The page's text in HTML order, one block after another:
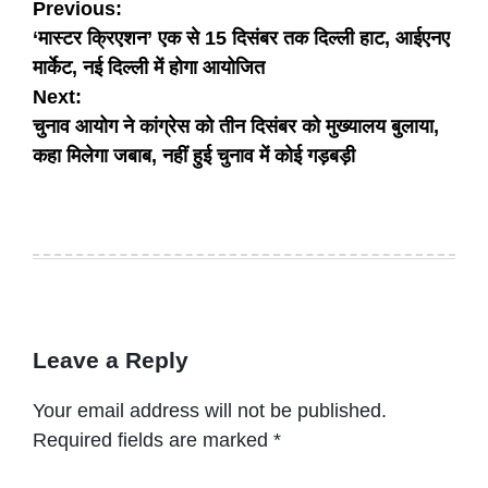
Post
navigation
Previous:
‘मास्टर क्रिएशन’ एक से 15 दिसंबर तक दिल्ली हाट, आईएनए
मार्केट, नई दिल्ली में होगा आयोजित
Next:
चुनाव आयोग ने कांग्रेस को तीन दिसंबर को मुख्यालय बुलाया,
कहा मिलेगा जबाब, नहीं हुई चुनाव में कोई गड़बड़ी
Leave a Reply
Your email address will not be published.
Required fields are marked *